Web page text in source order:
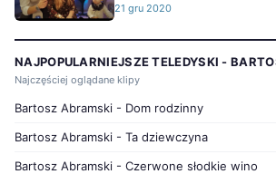
21 gru 2020
NAJPOPULARNIEJSZE TELEDYSKI -
Najczęściej oglądane klipy
Bartosz Abramski - Dom rodzinny
Bartosz Abramski - Ta dziewczyna
Bartosz Abramski - Czerwone słodkie wino